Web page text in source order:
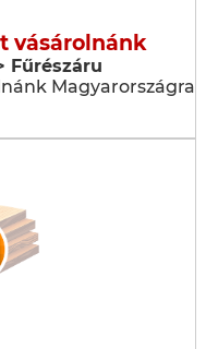
vásárolnánk
Fűrészáru
Magyarországra